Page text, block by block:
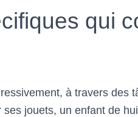
qui
à travers des
jouets, un enfant de